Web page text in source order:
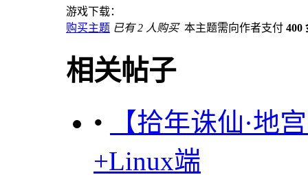
游戏下载：
购买主题 已有 2 人购买 本主题需向作者支付 400
相关帖子
•
【拾年诛仙·地
+Linux端